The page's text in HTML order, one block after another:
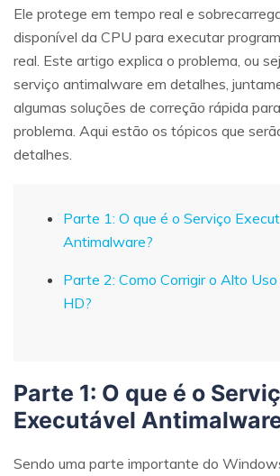
Ele protege em tempo real e
disponível da CPU para executar
real. Este artigo explica o problema, ou
serviço antimalware em detalhes,
algumas soluções de correção rápida
problema. Aqui estão os tópicos que
detalhes.
Parte 1: O que é o Serviço
Antimalware?
Parte 2: Como Corrigir o Alto
HD?
Parte 1: O que é o
Executável
Sendo uma parte importante do